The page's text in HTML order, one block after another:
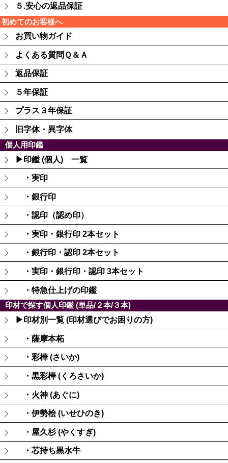
５.安心の返品保証
初めてのお客様へ
お買い物ガイド
よくある質問Ｑ＆Ａ
返品保証
５年保証
プラス３年保証
旧字体・異字体
個人用印鑑
▶印鑑 (個人) 一覧
・実印
・銀行印
・認印（認め印）
・実印・銀行印 2本セット
・銀行印・認印 2本セット
・実印・銀行印・認印 3本セット
・特急仕上げの印鑑
印材で探す個人印鑑 (単品/２本/３本)
▶印材別一覧 (印材選びでお困りの方)
・薩摩本柘
・彩樺 (さいか)
・黒彩樺 (くろさいか)
・火神 (あぐに)
・伊勢桧 (いせひのき)
・屋久杉 (やくすぎ)
・芯持ち黒水牛